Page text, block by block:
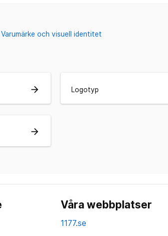
Varumärke och visuell identitet
arrow_forward Logotyp
arrow_forward
Våra webbplatser
1177.se